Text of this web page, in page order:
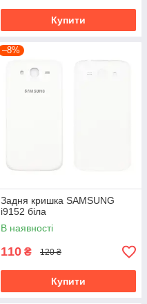
Купити
–8%
Задня кришка SAMSUNG
i9152 біла
В наявності
110 ₴ 120 ₴
Купити